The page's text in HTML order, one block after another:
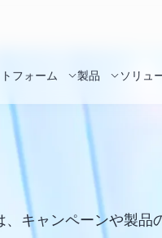
フォーム 製品 ソリュ
、キャンペーンや製